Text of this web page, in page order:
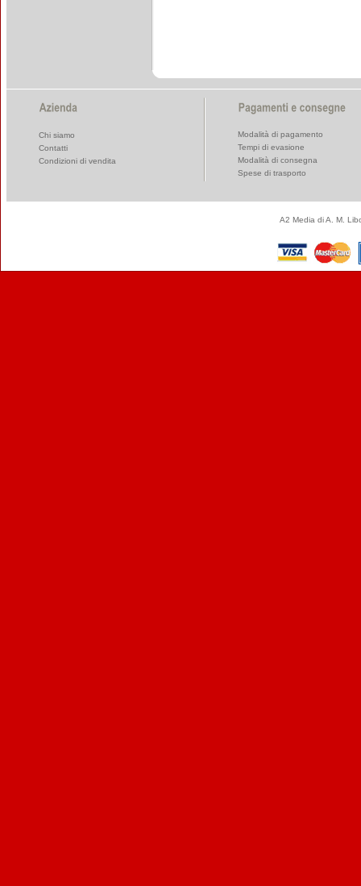
Chi siamo
Contatti
Condizioni di vendita
Modalità di pagamento
Tempi di evasione
Modalità di consegna
Spese di trasporto
A2 Media di A. M.